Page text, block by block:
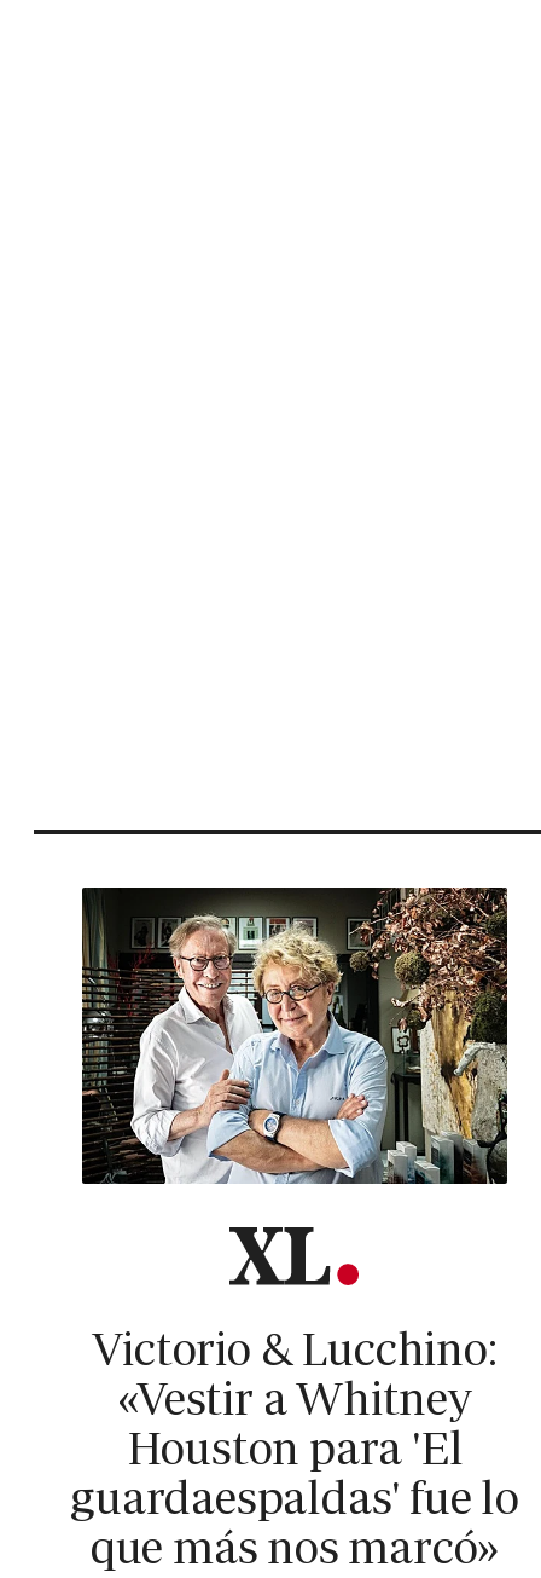
Victorio & Lucchino:
«Vestir a Whitney
Houston para 'El
guardaespaldas' fue lo
que más nos marcó»